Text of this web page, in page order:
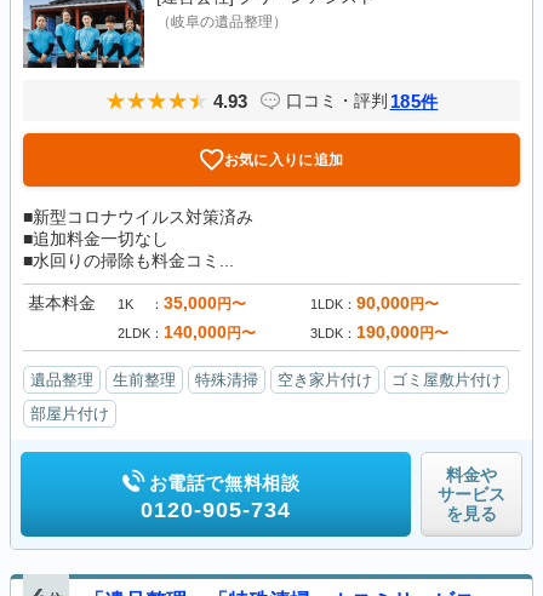
（岐阜の遺品整理）
4.93 口コミ・評判 185件
お気に入りに追加
■新型コロナウイルス対策済み
■追加料金一切なし
■水回りの掃除も料金コミ...
基本料金 1K 35,000円〜 1LDK 90,000円〜
2LDK 140,000円〜 3LDK 190,000円〜
遺品整理 生前整理 特殊清掃 空き家片付け
ゴミ屋敷片付け
部屋片付け
お電話で無料相談
0120-905-734
料金や
サービス
を見る